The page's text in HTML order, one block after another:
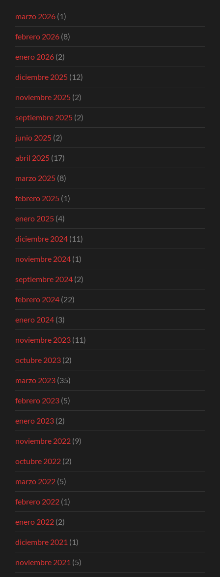
marzo 2026 (1)
febrero 2026 (8)
enero 2026 (2)
diciembre 2025 (12)
noviembre 2025 (2)
septiembre 2025 (2)
junio 2025 (2)
abril 2025 (17)
marzo 2025 (8)
febrero 2025 (1)
enero 2025 (4)
diciembre 2024 (11)
noviembre 2024 (1)
septiembre 2024 (2)
febrero 2024 (22)
enero 2024 (3)
noviembre 2023 (11)
octubre 2023 (2)
marzo 2023 (35)
febrero 2023 (5)
enero 2023 (2)
noviembre 2022 (9)
octubre 2022 (2)
marzo 2022 (5)
febrero 2022 (1)
enero 2022 (2)
diciembre 2021 (1)
noviembre 2021 (5)